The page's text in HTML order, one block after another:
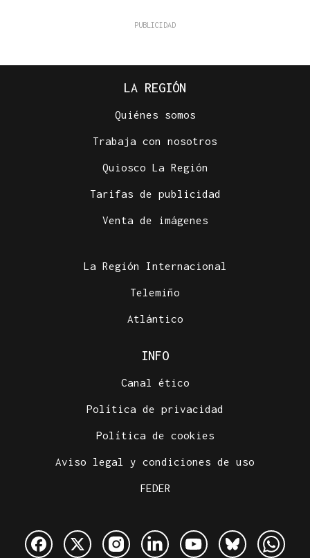
LA REGIÓN
Quiénes somos
Trabaja con nosotros
Quiosco La Región
Tarifas de publicidad
Venta de imágenes
La Región Internacional
Telemiño
Atlántico
INFO
Canal ético
Política de privacidad
Política de cookies
Aviso legal y condiciones de uso
FEDER